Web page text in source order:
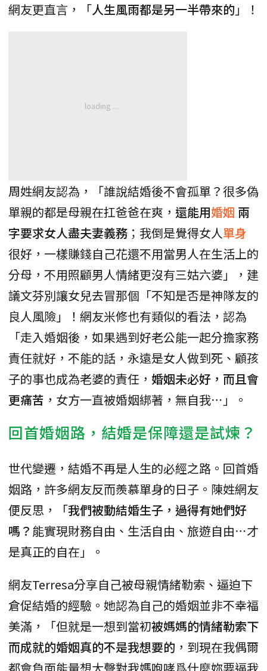
網友更直言，「人生風雨都是另一半帶來的 」！
周姓網友認為，「誰說結婚後不會孤單？很多偽
單親的都是母親在扛爸爸在爽， 還能用婚姻 兩
字要求女人盡夫妻義務 ；我倒是覺得女人單身
很好，一樣賺錢自己花還不用當男人在生活上的
分母，不用照顧男人情緒更沒有三姑六婆」，建
議文芬別讓女兒去冒那個「不知是否是神隊友的
良人風險」！網友米修也有類似的看法，認為
「走入婚姻後，如果遇到好老公能一起分擔家務
責任就好，不能的話，永遠是女人做到死、顧孩
子的事也成為老婆的責任， 婚姻未必好，而且會
更痛苦 ，女方一直被婚姻綁著，無自我⋯」。
回首婚姻路，結婚是保障還是試煉？
世代變遷，結婚不再是人生的必經之路。回首婚
姻路，許多網友反而羨慕單身的日子。陳姓網友
便反思，「我們被動結婚生子，過得有她們好
嗎？ 能實現財務自由、生活自由、旅遊自由⋯才
是真正的自在」。
網友Terresa分享自己被母親情緒勒索、逼迫下
倉促結婚的經驗。她認為自己的婚姻並非不幸福
美滿，「但就是一想到當初被媽媽的情緒勒索下
而成就的婚姻真的不是我想要的 ，到現在我偶爾